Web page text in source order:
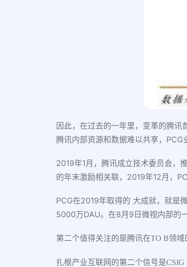
因此，在过去的一年里，变革的腾讯
腾讯内部资源和数据难以共享，PCG
2019年1月，腾讯成立技术委员会，
的年末激励相关联，2019年12月，
PCG在2019年取得的 大成就，就是
5000万DAU。在8月9日微视内部的
第二个值得关注的是腾讯在TO B领域
扎根产业互联网的第二个信号是